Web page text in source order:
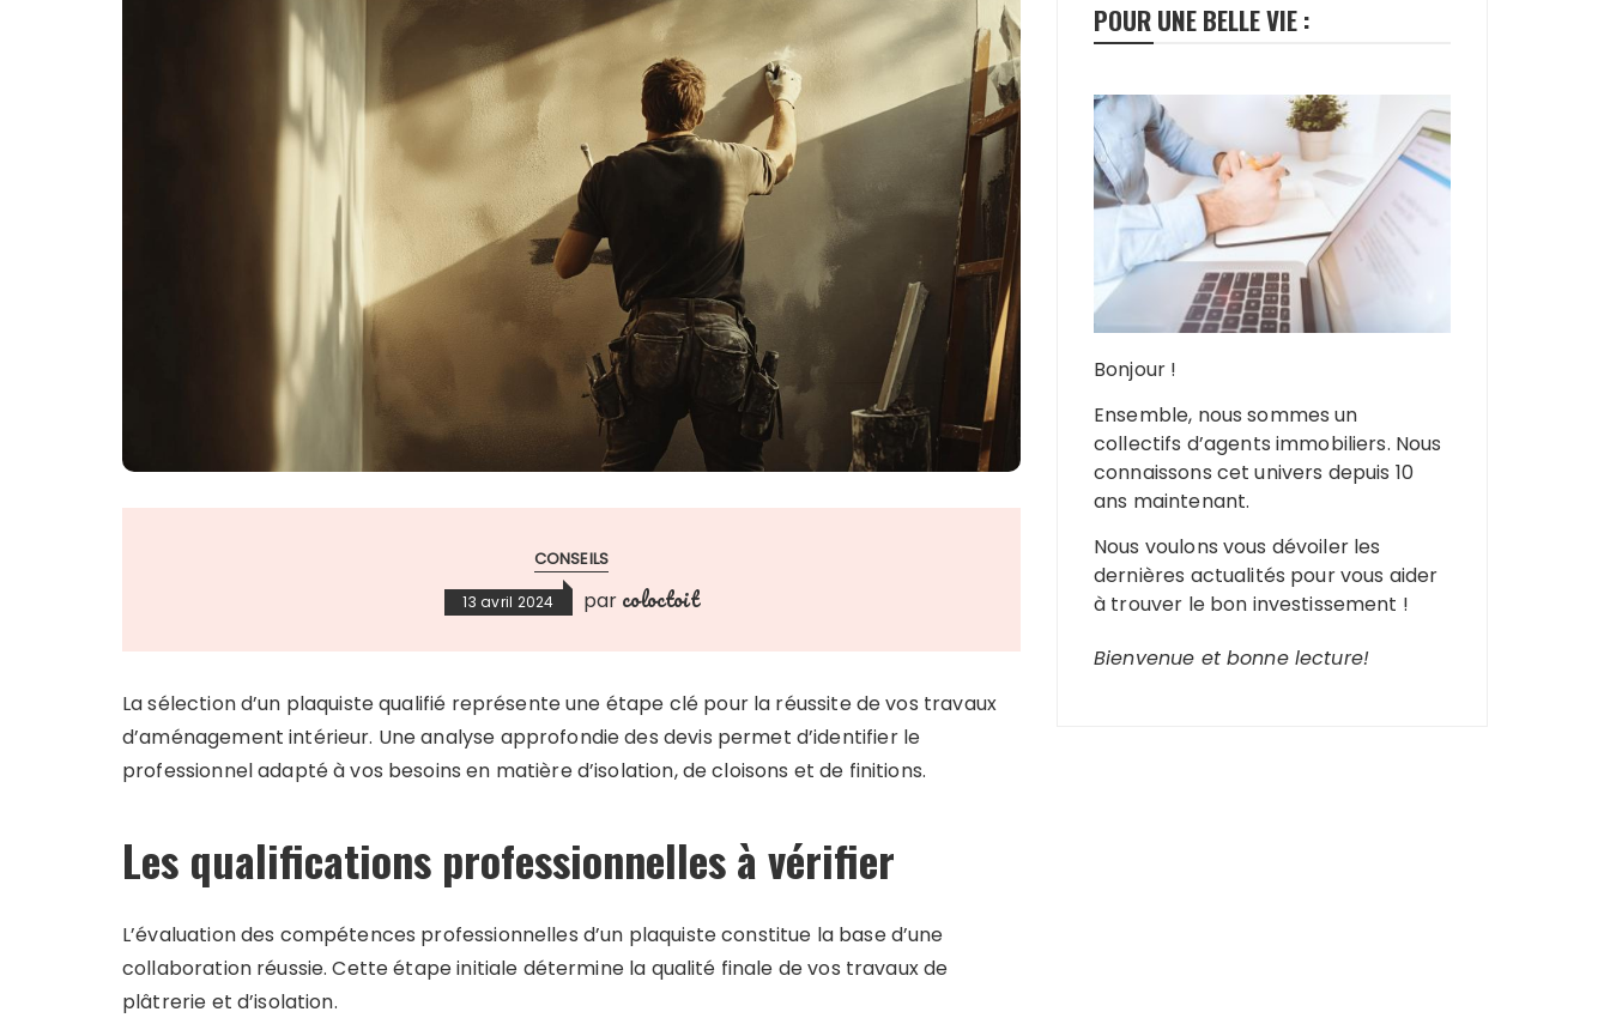
CONSEILS
13 avril 2024 par coloctoit
La sélection d’un plaquiste qualifié représente une étape clé pour la réussite de vos travaux
d’aménagement intérieur. Une analyse approfondie des devis permet d’identifier le
professionnel adapté à vos besoins en matière d’isolation, de cloisons et de finitions.
Les qualifications professionnelles à vérifier
L’évaluation des compétences professionnelles d’un plaquiste constitue la base d’une
collaboration réussie. Cette étape initiale détermine la qualité finale de vos travaux de
plâtrerie et d’isolation.
POUR UNE BELLE VIE :
Bonjour !
Ensemble, nous sommes un
collectifs d’agents immobiliers. Nous
connaissons cet univers depuis 10
ans maintenant.
Nous voulons vous dévoiler les
dernières actualités pour vous aider
à trouver le bon investissement !
Bienvenue et bonne lecture!